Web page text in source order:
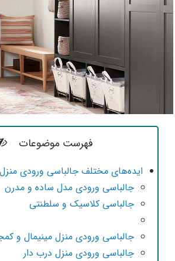
فهرست موضوعات
ایده‌های مختلف جالباسی ورودی منزل
جالباسی ورودی مدل ساده و مدرن
جالباسی کلاسیک و سلطنتی
جالباسی ورودی منزل مینیمال و کمجا
جالباسی ورودی منزل درب دار